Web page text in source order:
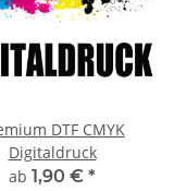
DTF CMYK
Digitaldruck
ab 1,90 € *